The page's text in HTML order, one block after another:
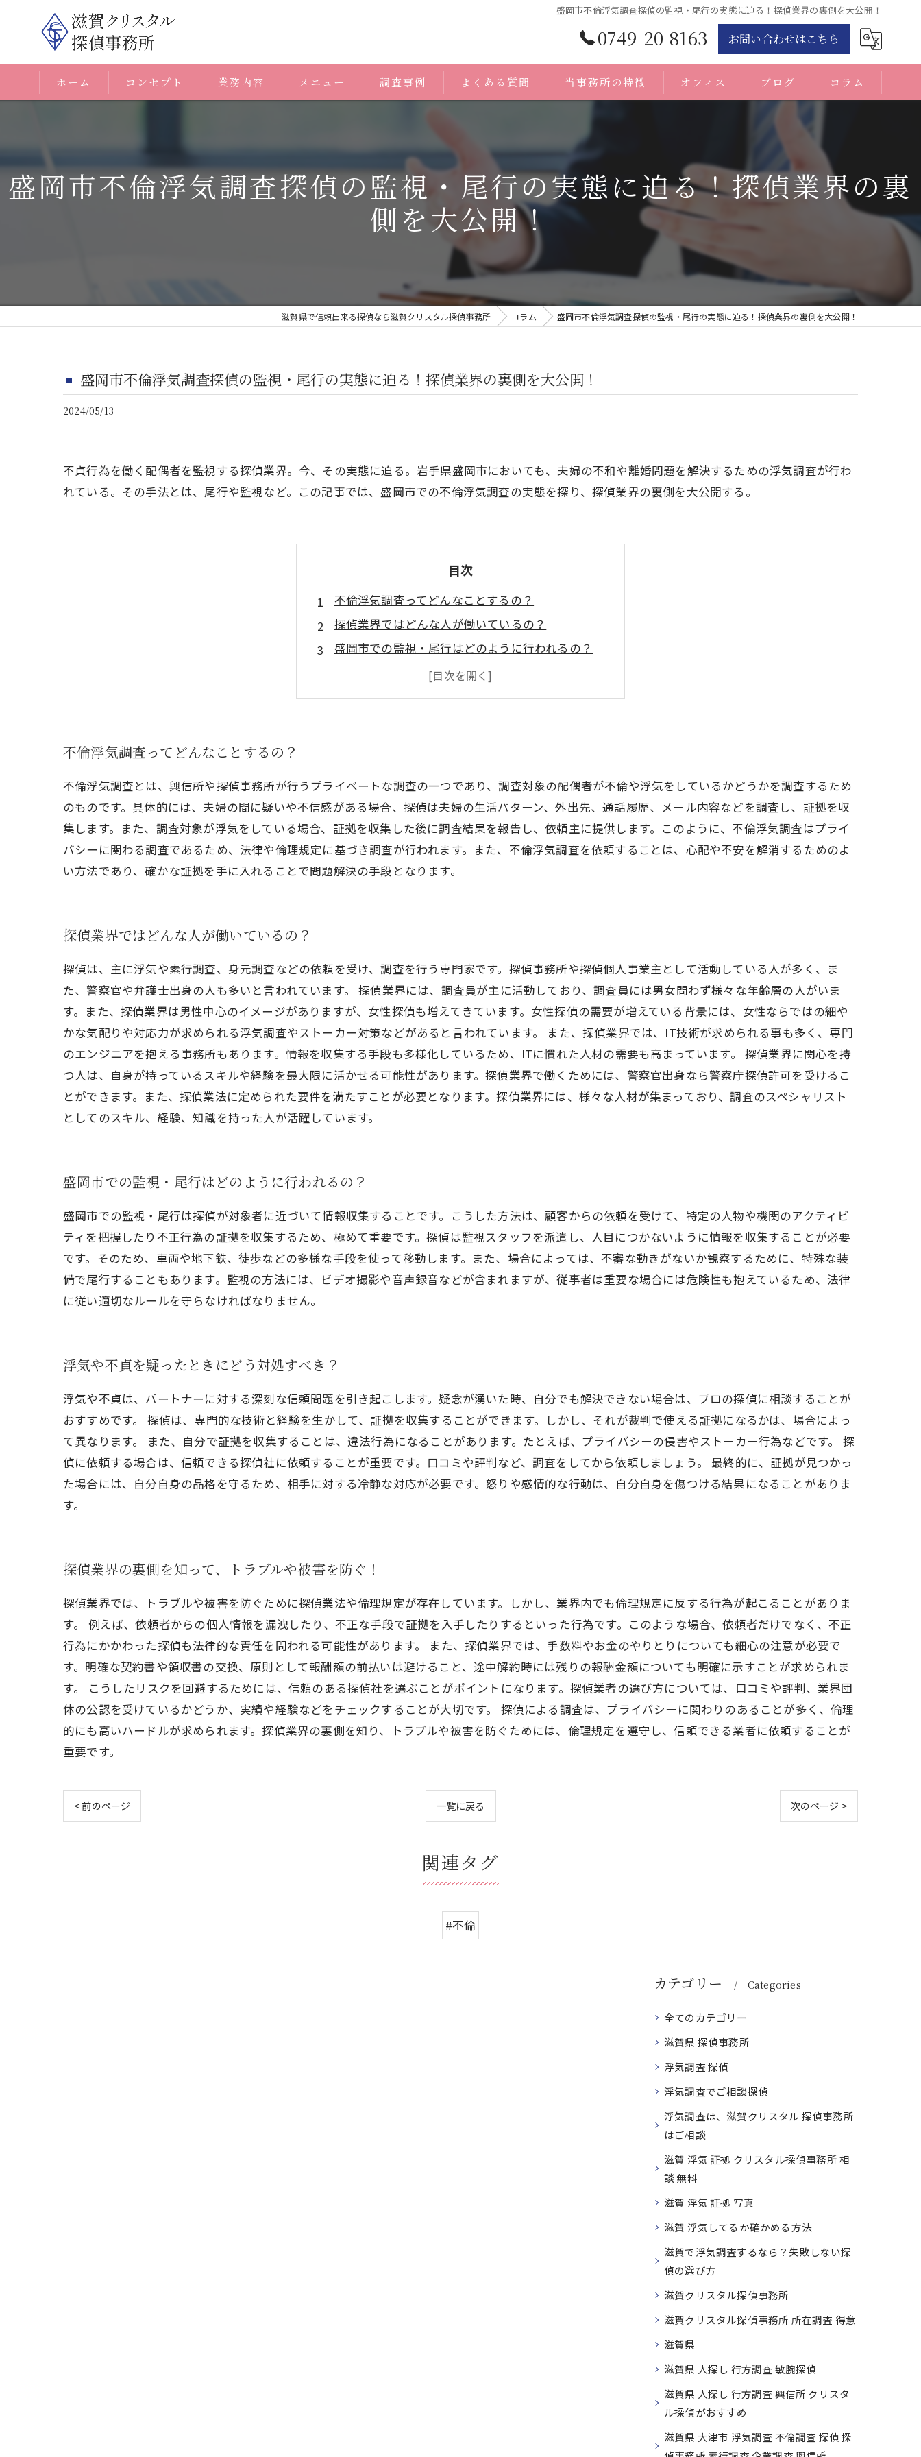
盛岡市不倫浮気調査探偵の監視・尾行の実態に迫る！探偵業界の裏側を大公開！
0749-20-8163 お問い合わせはこちら
ホーム コンセプト 業務内容 メニュー 調査事例 よくある質問 当事務所の特徴
身辺調査
証拠
オフィス ブログ コラム
盛岡市不倫浮気調査探偵の監視・尾行の実態に迫る！探偵業界の裏
側を大公開！
滋賀県で信頼出来る探偵なら滋賀クリスタル探偵事務所 コラム 盛岡市不倫浮気調査探偵の監視・尾行の実態に迫る！探偵業界の裏側を大公開！
盛岡市不倫浮気調査探偵の監視・尾行の実態に迫る！探偵業界の裏側を大公開！
2024/05/13
不貞行為を働く配偶者を監視する探偵業界。今、その実態に迫る。岩手県盛岡市においても、夫婦の不和や離婚問題を解決するための浮気調査が行わ
れている。その手法とは、尾行や監視など。この記事では、盛岡市での不倫浮気調査の実態を探り、探偵業界の裏側を大公開する。
目次
不倫浮気調査ってどんなことするの？
探偵業界ではどんな人が働いているの？
盛岡市での監視・尾行はどのように行われるの？
浮気や不貞を疑ったときにどう対処すべき？
探偵業界の裏側を知って、トラブルや被害を防ぐ！
不倫浮気調査ってどんなことするの？
不倫浮気調査とは、興信所や探偵事務所が行うプライベートな調査の一つであり、調査対象の配偶者が不倫や浮気をしているかどうかを調査するため
のものです。具体的には、夫婦の間に疑いや不信感がある場合、探偵は夫婦の生活パターン、外出先、通話履歴、メール内容などを調査し、証拠を収
集します。また、調査対象が浮気をしている場合、証拠を収集した後に調査結果を報告し、依頼主に提供します。このように、不倫浮気調査はプライ
バシーに関わる調査であるため、法律や倫理規定に基づき調査が行われます。また、不倫浮気調査を依頼することは、心配や不安を解消するためのよ
い方法であり、確かな証拠を手に入れることで問題解決の手段となります。
探偵業界ではどんな人が働いているの？
探偵は、主に浮気や素行調査、身元調査などの依頼を受け、調査を行う専門家です。探偵事務所や探偵個人事業主として活動している人が多く、ま
た、警察官や弁護士出身の人も多いと言われています。 探偵業界には、調査員が主に活動しており、調査員には男女問わず様々な年齢層の人がいま
す。また、探偵業界は男性中心のイメージがありますが、女性探偵も増えてきています。女性探偵の需要が増えている背景には、女性ならではの細や
かな気配りや対応力が求められる浮気調査やストーカー対策などがあると言われています。 また、探偵業界では、IT技術が求められる事も多く、専門
のエンジニアを抱える事務所もあります。情報を収集する手段も多様化しているため、ITに慣れた人材の需要も高まっています。 探偵業界に関心を持
つ人は、自身が持っているスキルや経験を最大限に活かせる可能性があります。探偵業界で働くためには、警察官出身なら警察庁探偵許可を受けるこ
とができます。また、探偵業法に定められた要件を満たすことが必要となります。探偵業界には、様々な人材が集まっており、調査のスペシャリスト
としてのスキル、経験、知識を持った人が活躍しています。
盛岡市での監視・尾行はどのように行われるの？
盛岡市での監視・尾行は探偵が対象者に近づいて情報収集することです。こうした方法は、顧客からの依頼を受けて、特定の人物や機関のアクティビ
ティを把握したり不正行為の証拠を収集するため、極めて重要です。探偵は監視スタッフを派遣し、人目につかないように情報を収集することが必要
です。そのため、車両や地下鉄、徒歩などの多様な手段を使って移動します。また、場合によっては、不審な動きがないか観察するために、特殊な装
備で尾行することもあります。監視の方法には、ビデオ撮影や音声録音などが含まれますが、従事者は重要な場合には危険性も抱えているため、法律
に従い適切なルールを守らなければなりません。
浮気や不貞を疑ったときにどう対処すべき？
浮気や不貞は、パートナーに対する深刻な信頼問題を引き起こします。疑念が湧いた時、自分でも解決できない場合は、プロの探偵に相談することが
おすすめです。 探偵は、専門的な技術と経験を生かして、証拠を収集することができます。しかし、それが裁判で使える証拠になるかは、場合によっ
て異なります。 また、自分で証拠を収集することは、違法行為になることがあります。たとえば、プライバシーの侵害やストーカー行為などです。 探
偵に依頼する場合は、信頼できる探偵社に依頼することが重要です。口コミや評判など、調査をしてから依頼しましょう。 最終的に、証拠が見つかっ
た場合には、自分自身の品格を守るため、相手に対する冷静な対応が必要です。怒りや感情的な行動は、自分自身を傷つける結果になることがありま
す。
探偵業界の裏側を知って、トラブルや被害を防ぐ！
探偵業界では、トラブルや被害を防ぐために探偵業法や倫理規定が存在しています。しかし、業界内でも倫理規定に反する行為が起こることがありま
す。 例えば、依頼者からの個人情報を漏洩したり、不正な手段で証拠を入手したりするといった行為です。このような場合、依頼者だけでなく、不正
行為にかかわった探偵も法律的な責任を問われる可能性があります。 また、探偵業界では、手数料やお金のやりとりについても細心の注意が必要で
す。明確な契約書や領収書の交換、原則として報酬額の前払いは避けること、途中解約時には残りの報酬金額についても明確に示すことが求められま
す。 こうしたリスクを回避するためには、信頼のある探偵社を選ぶことがポイントになります。探偵業者の選び方については、口コミや評判、業界団
体の公認を受けているかどうか、実績や経験などをチェックすることが大切です。 探偵による調査は、プライバシーに関わりのあることが多く、倫理
的にも高いハードルが求められます。探偵業界の裏側を知り、トラブルや被害を防ぐためには、倫理規定を遵守し、信頼できる業者に依頼することが
重要です。
< 前のページ 一覧に戻る 次のページ >
関連タグ
#不倫
カテゴリー Categories
全てのカテゴリー
滋賀県 探偵事務所
浮気調査 探偵
浮気調査でご相談探偵
浮気調査は、滋賀クリスタル 探偵事務所
はご相談
滋賀 浮気 証拠 クリスタル探偵事務所 相
談 無料
滋賀 浮気 証拠 写真
滋賀 浮気してるか確かめる方法
滋賀で浮気調査するなら？失敗しない探
偵の選び方
滋賀クリスタル探偵事務所
滋賀クリスタル探偵事務所 所在調査 得意
滋賀県
滋賀県 人探し 行方調査 敏腕探偵
滋賀県 人探し 行方調査 興信所 クリスタ
ル探偵がおすすめ
滋賀県 大津市 浮気調査 不倫調査 探偵 探